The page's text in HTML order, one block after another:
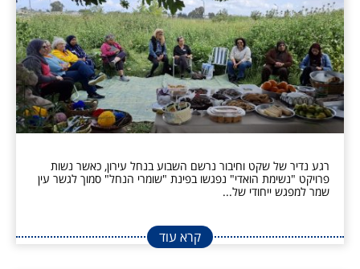
רגע נדיר של שקט וחיבור נרשם השבוע בנחל עירון, כאשר נשות
פרויקט "נשימת הואדי" נפגשו בפינת "שומרי הנחל" סמוך לגשר עין
שמר למפגש ייחודי של...
קרא עוד